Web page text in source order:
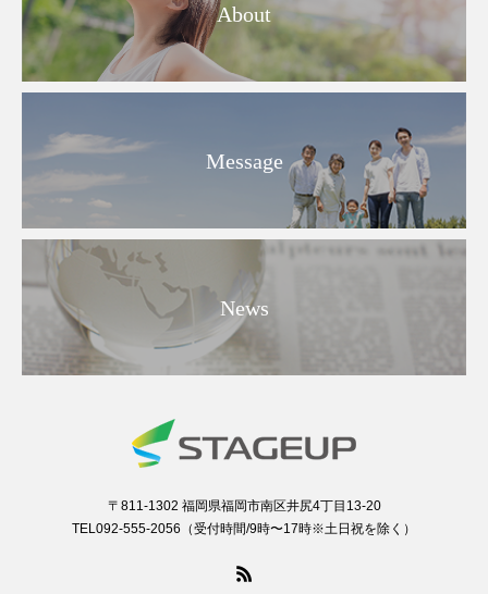
About
Message
News
〒811-1302 福岡県福岡市南区井尻4丁目13-20
TEL092-555-2056（受付時間/9時〜17時※土日祝を除く）